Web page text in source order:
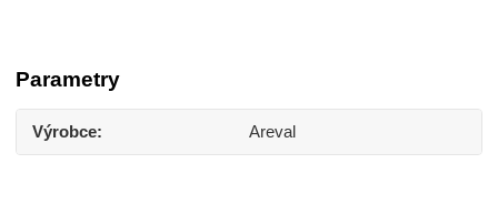
Parametry
Výrobce Areval